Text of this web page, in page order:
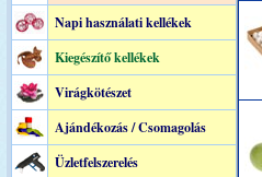
Napi használati kellékek
Kiegészítő kellékek
Virágkötészet
Ajándékozás / Csomagolás
Üzletfelszerelés